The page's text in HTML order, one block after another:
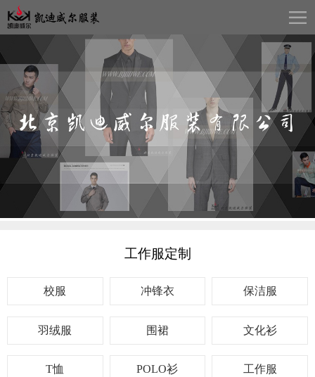
工作服定制
校服 冲锋衣 保洁服
羽绒服 围裙 文化衫
T恤 POLO衫 工作服